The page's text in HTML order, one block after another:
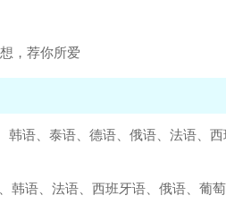
，荐你所爱
韩语、泰语、德语、俄语、法语
韩语、法语、西班牙语、俄语、葡